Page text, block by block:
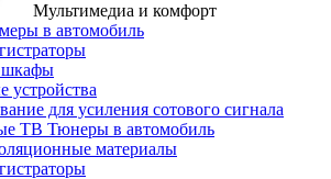
Мультимедиа и комфорт
в автомобиль
устройства
для усиления сотового сигнала
ТВ Тюнеры в автомобиль
материалы